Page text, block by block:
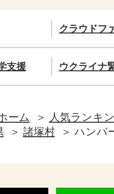
クラウドフ
支援 ウクライナ
ーム
人気ランキ
諸塚村 ハンバ